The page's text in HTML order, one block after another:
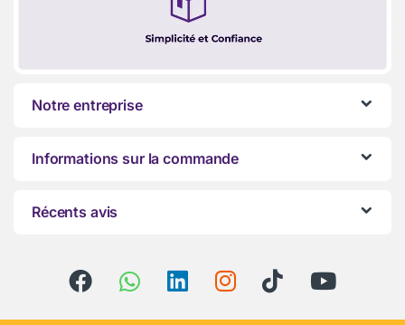
Notre entreprise
Informations sur la commande
Récents avis